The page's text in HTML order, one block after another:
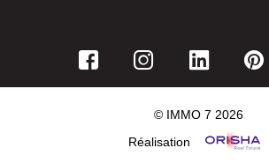
© IMMO 7 2026
Réalisation